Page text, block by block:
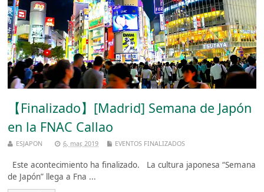
【Finalizado】[Madrid] Semana de Japón
en la FNAC Callao
ESJAPON 6, mar, 2019 EVENTOS FINALIZADOS
Este acontecimiento ha finalizado. La cultura japonesa “Semana
de Japón” llega a Fna ...